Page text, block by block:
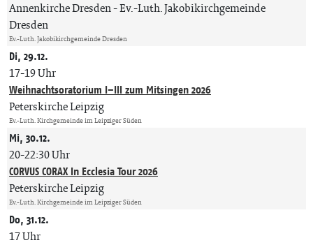
Annenkirche Dresden Ev.-Luth. Jakobikirchgemeinde
Dresden
Ev.-Luth. Jakobikirchgemeinde Dresden
Di, 29.12.
17-19 Uhr
Weihnachtsoratorium I–III zum Mitsingen 2026
Peterskirche Leipzig
Ev.-Luth. Kirchgemeinde im Leipziger Süden
Mi, 30.12.
20-22:30 Uhr
CORVUS CORAX In Ecclesia Tour 2026
Peterskirche Leipzig
Ev.-Luth. Kirchgemeinde im Leipziger Süden
Do, 31.12.
17 Uhr